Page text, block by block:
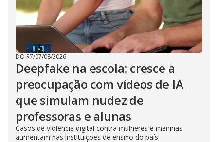
DO R7/07/08/2026
Deepfake na escola: cresce a
preocupação com vídeos de IA
que simulam nudez de
professoras e alunas
Casos de violência digital contra mulheres e meninas
aumentam nas instituições de ensino do país